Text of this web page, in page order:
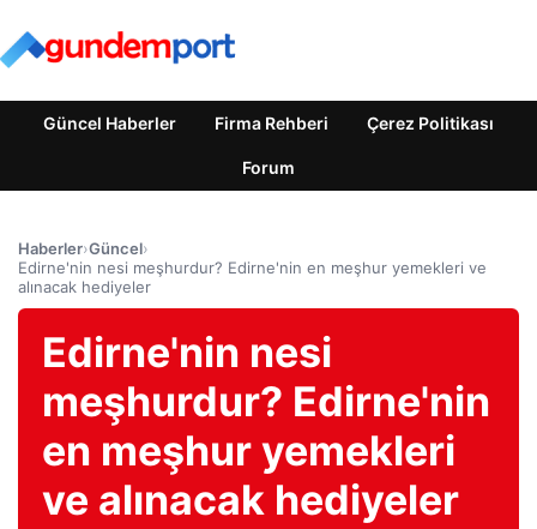
Güncel Haberler Firma Rehberi Çerez Politikası
Forum
Haberler›Güncel›
Edirne'nin nesi meşhurdur? Edirne'nin en meşhur yemekleri ve
alınacak hediyeler
Edirne'nin nesi
meşhurdur? Edirne'nin
en meşhur yemekleri
ve alınacak hediyeler